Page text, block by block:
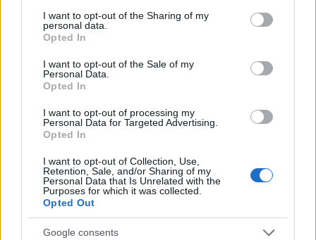
I want to opt-out of the Sharing of my
personal data.
Opted In
I want to opt-out of the Sale of my
Personal Data.
Opted In
I want to opt-out of processing my
Personal Data for Targeted Advertising.
Opted In
I want to opt-out of Collection, Use,
Retention, Sale, and/or Sharing of my
Personal Data that Is Unrelated with the
Purposes for which it was collected.
Opted Out
Google consents
crescente dipendenza da grandi gruppi
internazionali”.
IA e lavoro: il cambiamento è già
iniziato
trasformazione molto più ampia che riguarda
l’intero mercato del lavoro globale.Secondo
Mustafa Suleyman, responsabile delle attività
AI di Microsoft, entro circa 18 mesi molte